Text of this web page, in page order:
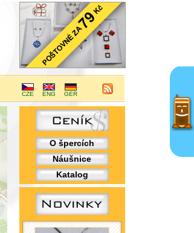
CZE ENG GER
O špercích
Náušnice
Katalog